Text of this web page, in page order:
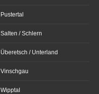
Pustertal
Salten / Schlern
Überetsch / Unterland
Vinschgau
Wipptal